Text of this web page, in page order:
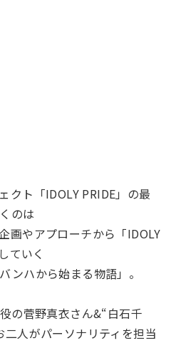
クト「IDOLY PRIDE」の最
のは
画やアプローチから「IDOLY
ていく
ンハから始まる物語」。
の菅野真衣さん&“白石千
人がパーソナリティを担当